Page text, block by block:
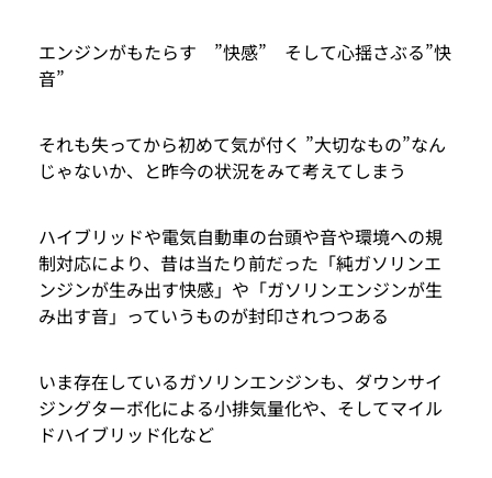
エンジンがもたらす ”快感” そして心揺さぶる”快
音”
それも失ってから初めて気が付く ”大切なもの”なん
じゃないか、と昨今の状況をみて考えてしまう
ハイブリッドや電気自動車の台頭や音や環境への規
制対応により、昔は当たり前だった「純ガソリンエ
ンジンが生み出す快感」や「ガソリンエンジンが生
み出す音」っていうものが封印されつつある
いま存在しているガソリンエンジンも、ダウンサイ
ジングターボ化による小排気量化や、そしてマイル
ドハイブリッド化など